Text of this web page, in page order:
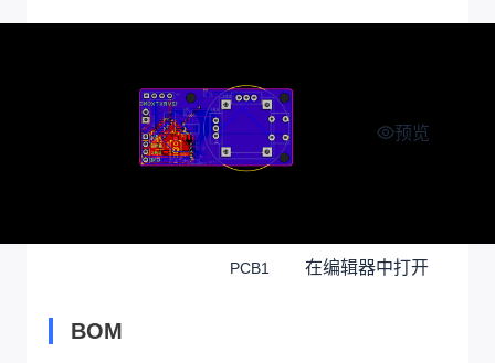
预览
PCB1 在编辑器中打开
BOM